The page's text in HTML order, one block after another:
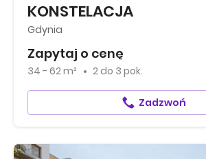
KONSTELACJA
Gdynia
Zapytaj o cenę
34 - 62 m² 2 do 3 pok.
Zadzwoń